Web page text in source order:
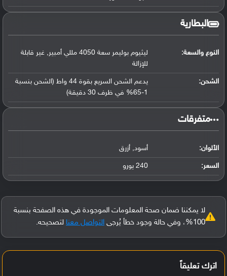
البطارية
النوع والسعة:
ليثيوم بوليمر سعة 4050 مللي أمبير, غير قابلة
للإزالة
الشحن:
يدعم الشحن السريع بقوة 44 واط (الشحن بنسبة
1-65% في ظرف 30 دقيقة)
‏متفرقات‏
الألوان: أسود, أزرق
السعر: 240 يورو
لا يمكننا ضمان صحة المعلومات الموجودة في هذه الصفحة بنسبة
100%، وفي حالة وجود خطأ يُرجى
التواصل معنا لتصحيحه.
اترك تعليقاً